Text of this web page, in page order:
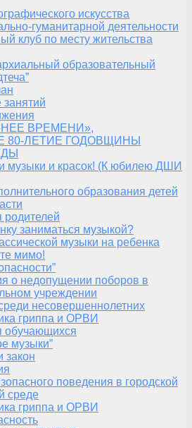
искусства
гуманитарной деятельности
клуб по месту жительства
образовательный
занятий
ВРЕМЕНИ»,
80-ЛЕТИЕ ГОДОВЩИНЫ
музыки и красок! (К юбилею ДШИ
образования детей
заниматься музыкой?
музыки на ребенка
мимо!
о недопущении поборов в
учреждении
несовершеннолетних
гриппа и ОРВИ
обучающихся
музыки”
закон
поведения в городской
среде
гриппа и ОРВИ